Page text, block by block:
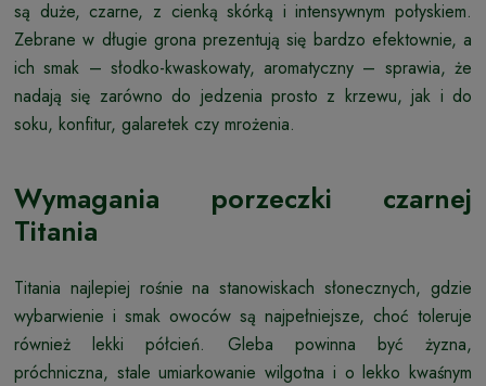
są duże, czarne, z cienką skórką i intensywnym połyskiem.
Zebrane w długie grona prezentują się bardzo efektownie, a
ich smak – słodko-kwaskowaty, aromatyczny – sprawia, że
nadają się zarówno do jedzenia prosto z krzewu, jak i do
soku, konfitur, galaretek czy mrożenia.
Wymagania porzeczki czarnej
Titania
Titania najlepiej rośnie na stanowiskach słonecznych, gdzie
wybarwienie i smak owoców są najpełniejsze, choć toleruje
również lekki półcień. Gleba powinna być żyzna,
próchniczna, stale umiarkowanie wilgotna i o lekko kwaśnym